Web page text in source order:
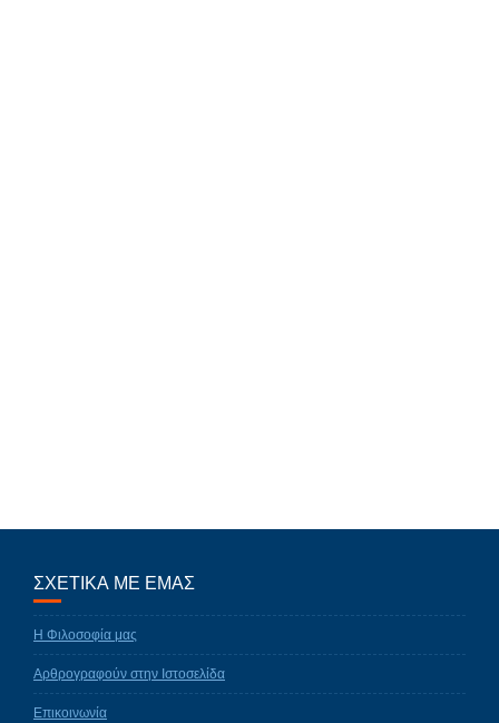
ΣΧΕΤΙΚΑ ΜΕ ΕΜΑΣ
Η Φιλοσοφία μας
Αρθρογραφούν στην Ιστοσελίδα
Επικοινωνία